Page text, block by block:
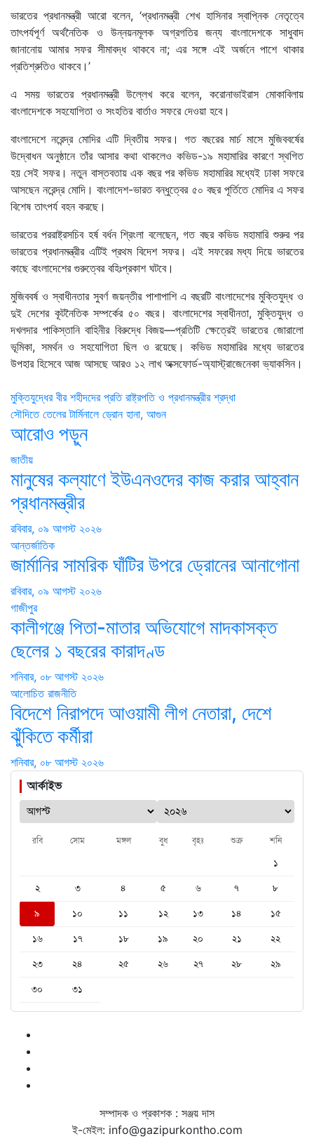
ভারতের প্রধানমন্ত্রী আরো বলেন, ‘প্রধানমন্ত্রী শেখ হাসিনার স্বাপ্নিক নেতৃত্বে
তাৎপর্যপূর্ণ অর্থনৈতিক ও উন্নয়নমূলক অগ্রগতির জন্য বাংলাদেশকে সাধুবাদ
জানানোয় আমার সফর সীমাবদ্ধ থাকবে না; এর সঙ্গে এই অর্জনে পাশে থাকার
প্রতিশ্রুতিও থাকবে।’
এ সময় ভারতের প্রধানমন্ত্রী উল্লেখ করে বলেন, করোনাভাইরাস মোকাবিলায়
বাংলাদেশকে সহযোগিতা ও সংহতির বার্তাও সফরে দেওয়া হবে।
বাংলাদেশে নরেন্দ্র মোদির এটি দ্বিতীয় সফর। গত বছরের মার্চ মাসে মুজিববর্ষের
উদ্বোধন অনুষ্ঠানে তাঁর আসার কথা থাকলেও কভিড-১৯ মহামারির কারণে স্থগিত
হয় সেই সফর। নতুন বাস্তবতায় এক বছর পর কভিড মহামারির মধ্যেই ঢাকা সফরে
আসছেন নরেন্দ্র মোদি। বাংলাদেশ-ভারত বন্ধুত্বের ৫০ বছর পূর্তিতে মোদির এ সফর
বিশেষ তাৎপর্য বহন করছে।
ভারতের পররাষ্ট্রসচিব হর্ষ বর্ধন শ্রিংলা বলেছেন, গত বছর কভিড মহামারি শুরুর পর
ভারতের প্রধানমন্ত্রীর এটিই প্রথম বিদেশ সফর। এই সফরের মধ্য দিয়ে ভারতের
কাছে বাংলাদেশের গুরুত্বের বহিঃপ্রকাশ ঘটবে।
মুজিববর্ষ ও স্বাধীনতার সুবর্ণ জয়ন্তীর পাশাপাশি এ বছরটি বাংলাদেশের মুক্তিযুদ্ধ ও
দুই দেশের কূটনৈতিক সম্পর্কের ৫০ বছর। বাংলাদেশের স্বাধীনতা, মুক্তিযুদ্ধ ও
দখলদার পাকিস্তানি বাহিনীর বিরুদ্ধে বিজয়—প্রতিটি ক্ষেত্রেই ভারতের জোরালো
ভূমিকা, সমর্থন ও সহযোগিতা ছিল ও রয়েছে। কভিড মহামারির মধ্যে ভারতের
উপহার হিসেবে আজ আসছে আরও ১২ লাখ অক্সফোর্ড-অ্যাস্ট্রাজেনেকা ভ্যাকসিন।
Post
navigation
মুক্তিযুদ্ধের বীর শহীদদের প্রতি রাষ্ট্রপতি ও প্রধানমন্ত্রীর শ্রদ্ধা
সৌদিতে তেলের টার্মিনালে ড্রোন হানা, আগুন
আরোও পড়ুন
জাতীয়
মানুষের কল্যাণে ইউএনওদের কাজ করার আহ্বান
প্রধানমন্ত্রীর
রবিবার, ০৯ আগস্ট ২০২৬
আন্তর্জাতিক
জার্মানির সামরিক ঘাঁটির উপরে ড্রোনের আনাগোনা
রবিবার, ০৯ আগস্ট ২০২৬
গাজীপুর
কালীগঞ্জে পিতা-মাতার অভিযোগে মাদকাসক্ত
ছেলের ১ বছরের কারাদণ্ড
শনিবার, ০৮ আগস্ট ২০২৬
আলোচিত রাজনীতি
বিদেশে নিরাপদে আওয়ামী লীগ নেতারা, দেশে
ঝুঁকিতে কর্মীরা
শনিবার, ০৮ আগস্ট ২০২৬
আর্কাইভ
রবি সোম মঙ্গল বুধ বৃহঃ শুক্র শনি
১
২
৩ ৪ ৫ ৬ ৭
৮
৯
১০ ১১ ১২ ১৩ ১৪
১৫
১৬
১৭ ১৮ ১৯ ২০ ২১
২২
২৩
২৪ ২৫ ২৬ ২৭ ২৮
২৯
৩০
৩১
সম্পাদক ও প্রকাশক : সঞ্জয় দাস
ই-মেইল: info@gazipurkontho.com